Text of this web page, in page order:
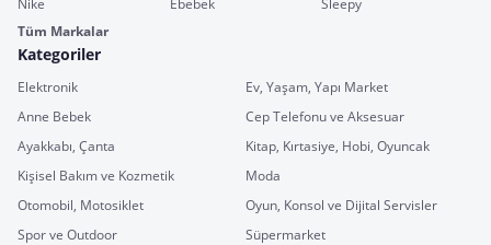
Nike
Ebebek
Sleepy
Tüm Markalar
Kategoriler
Elektronik
Ev, Yaşam, Yapı Market
Anne Bebek
Cep Telefonu ve Aksesuar
Ayakkabı, Çanta
Kitap, Kırtasiye, Hobi, Oyuncak
Kişisel Bakım ve Kozmetik
Moda
Otomobil, Motosiklet
Oyun, Konsol ve Dijital Servisler
Spor ve Outdoor
Süpermarket